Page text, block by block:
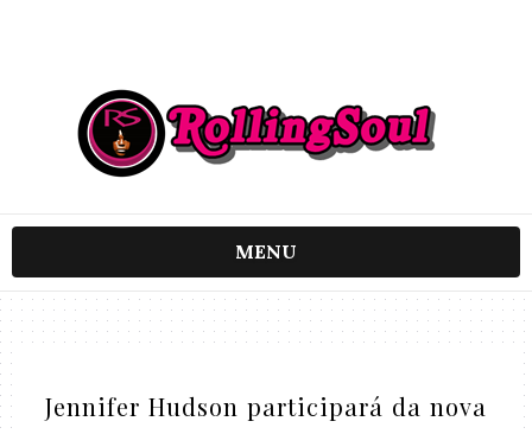
MENU
Jennifer Hudson participará da nova